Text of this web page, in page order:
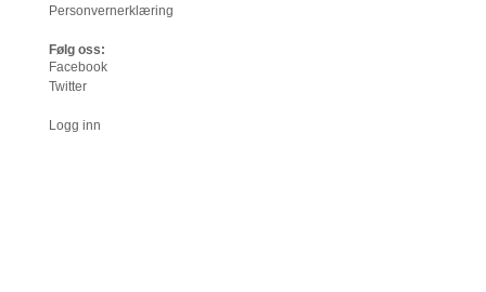
Personvernerklæring
Følg oss:
Facebook
Twitter
Logg inn